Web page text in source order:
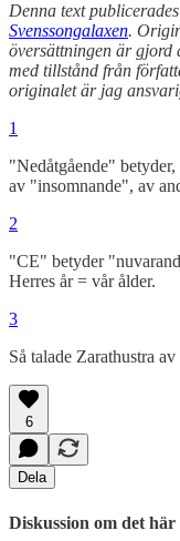
Denna text
Svenssongalaxen.
översättningen är gjord
med tillstånd från
originalet är jag
1
"Nedåtgående"
av "insomnande", av
2
"CE" betyder
Herres år = vår ålder.
3
Så talade Zarathustra
6
Dela
Diskussion om det här